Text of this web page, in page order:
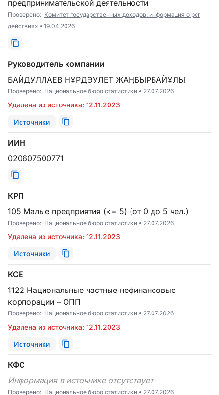
предпринимательской деятельности
Проверено: Комитет государственных доходов: информация о рег
действиях
19.04.2026
Руководитель компании
БАЙДУЛЛАЕВ НҰРДӘУЛЕТ ЖАҢБЫРБАЙҰЛЫ
Проверено: Национальное бюро статистики 27.07.2026
Удалена из источника: 12.11.2023
Источники
ИИН
020607500771
КРП
105 Малые предприятия (<= 5) (от 0 до 5 чел.)
Проверено: Национальное бюро статистики 27.07.2026
Удалена из источника: 12.11.2023
Источники
КСЕ
1122 Национальные частные нефинансовые
корпорации – ОПП
Проверено: Национальное бюро статистики 27.07.2026
Удалена из источника: 12.11.2023
Источники
КФС
Информация в источнике отсутствует
Проверено: Национальное бюро статистики 27.07.2026